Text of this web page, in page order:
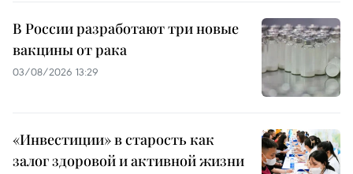
В России разработают три новые
вакцины от рака
03/08/2026 13:29
«Инвестиции» в старость как
залог здоровой и активной жизни